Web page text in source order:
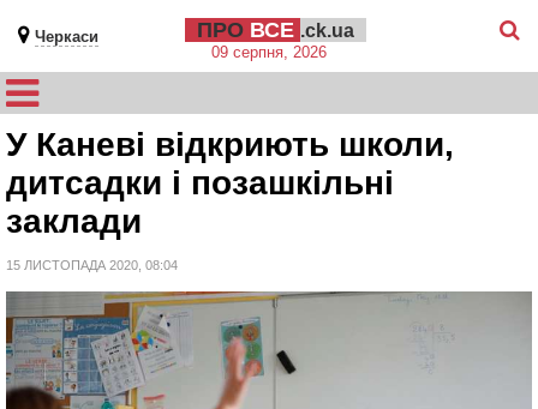
Черкаси ПРО ВСЕ .ck.ua
09 серпня, 2026
У Каневі відкриють школи,
дитсадки і позашкільні
заклади
15 ЛИСТОПАДА 2020, 08:04